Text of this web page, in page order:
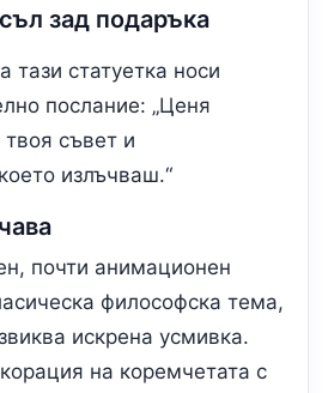
зад подаръка
тази статуетка носи
послание: „Ценя
съвет и
излъчваш.“
почти анимационен
философска тема,
искрена усмивка.
на коремчетата с